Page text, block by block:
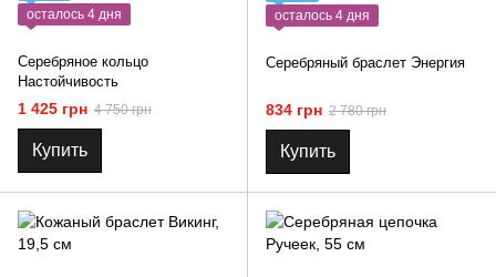
осталось 4 дня
Серебряное кольцо
Настойчивость
1 425 грн 4 750 грн
Купить
осталось 4 дня
Серебряный браслет Энергия
834 грн 2 780 грн
Купить